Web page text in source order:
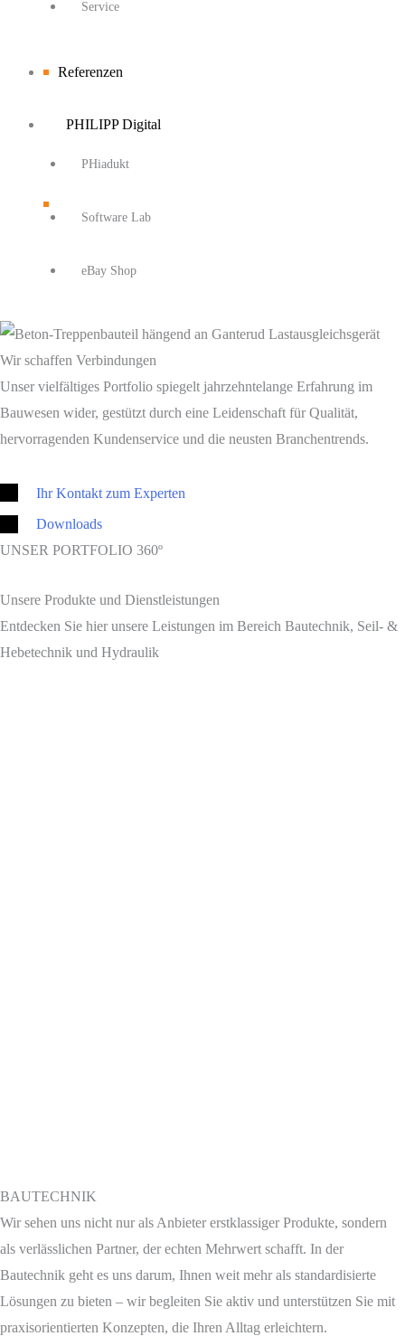
Service
Referenzen
PHILIPP Digital
PHiadukt
Software Lab
eBay Shop
Wir schaffen Verbindungen
Unser vielfältiges Portfolio spiegelt jahrzehntelange Erfahrung im
Bauwesen wider, gestützt durch eine Leidenschaft für Qualität,
hervorragenden Kundenservice und die neusten Branchentrends.
Ihr Kontakt zum Experten
Downloads
UNSER PORTFOLIO 360º
Unsere Produkte und Dienstleistungen
Entdecken Sie hier unsere Leistungen im Bereich Bautechnik, Seil- &
Hebetechnik und Hydraulik
BAUTECHNIK
Wir sehen uns nicht nur als Anbieter erstklassiger Produkte, sondern
als verlässlichen Partner, der echten Mehrwert schafft. In der
Bautechnik geht es uns darum, Ihnen weit mehr als standardisierte
Lösungen zu bieten – wir begleiten Sie aktiv und unterstützen Sie mit
praxisorientierten Konzepten, die Ihren Alltag erleichtern.